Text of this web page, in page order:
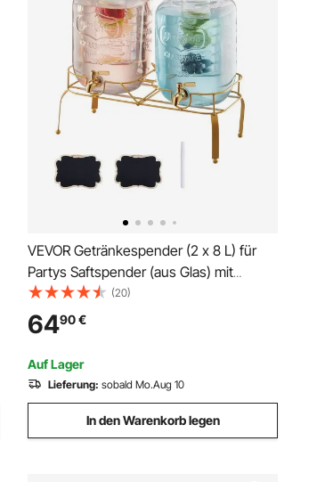
VEVOR Getränkespender (2 x 8 L) für
Partys Saftspender (aus Glas) mit
tropfsicherem Zapfhahn & Metallständer
Wasserspender für Restaurants Partys,
Limonade Eistee selbstgemachte
Getränke Spender
(20)
6490€
Auf Lager
Lieferung: sobald Mo.Aug 10
In den Warenkorb legen